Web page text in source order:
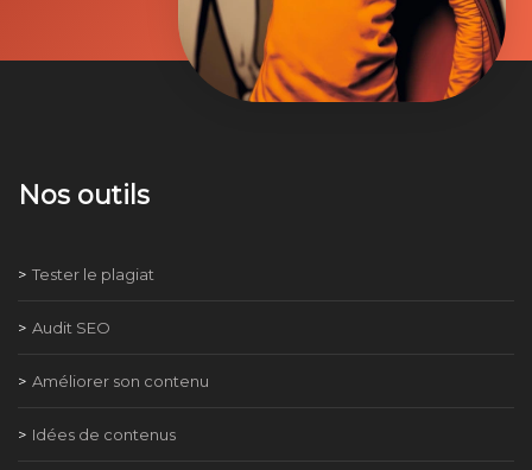
Nos outils
Tester le plagiat
Audit SEO
Améliorer son contenu
Idées de contenus